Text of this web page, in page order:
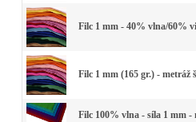
Filc 1 mm - 40% vlna/60%
Filc 1 mm (165 gr.) - metráž
Filc 100% vlna - síla 1 mm -